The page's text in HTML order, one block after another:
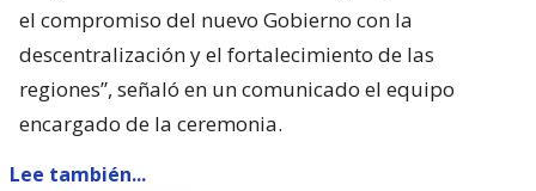
el compromiso del nuevo Gobierno con la
descentralización y el fortalecimiento de las
regiones”, señaló en un comunicado el equipo
encargado de la ceremonia.
Lee también...